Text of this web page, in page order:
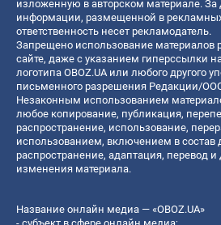
изложенную в авторском материале. За
информации, размещенной в
ответственность несет рекламодатель.
Запрещено использование материалов
сайте, даже с указанием гиперссылки
логотипа OBOZ.UA или любого другого
письменного разрешения Редакции/
Незаконным использованием
любое копирование, публикация,
распространение, использование,
использованием, включением в состав
распространение, адаптация, перевод
изменения материала.
Название онлайн медиа — «OBOZ.UA»